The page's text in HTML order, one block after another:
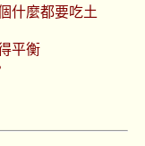
什麼都要吃土
平衡